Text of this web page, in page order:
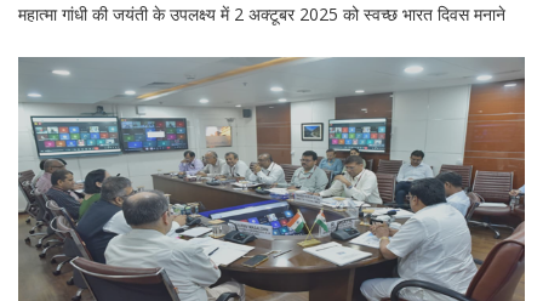
महात्मा गांधी की जयंती के उपलक्ष्य में 2 अक्टूबर 2025 को स्वच्छ भारत दिवस मनाने